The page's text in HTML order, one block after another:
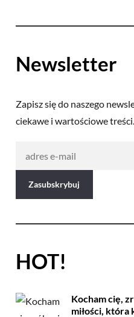
Newsletter
Zapisz się do naszego
ciekawe i wartościowe treści.
HOT!
Kocham cię,
miłości, która